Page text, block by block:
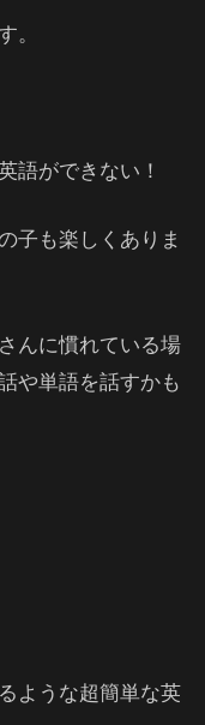
。
語ができない！
子も楽しくありま
んに慣れている場
や単語を話すかも
ような超簡単な英